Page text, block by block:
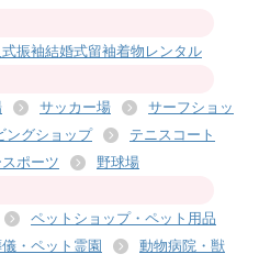
振袖結婚式留袖着物レンタル
サッカー場
サーフショッ
ングショップ
テニスコート
ポーツ 野球場
ペットショップ・ペット用品
・ペット霊園
動物病院・獣